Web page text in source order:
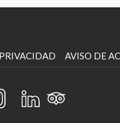
ABRE
NUEVA
AVISO DE